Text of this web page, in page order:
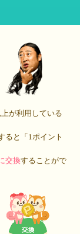
上が利用している
ると「1ポイント
交換することがで